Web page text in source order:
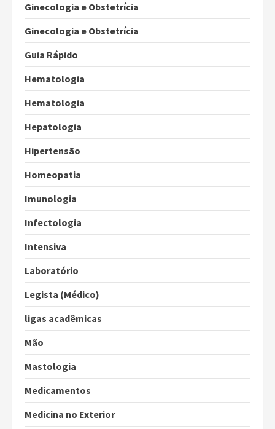
Ginecologia e Obstetrícia
Ginecologia e Obstetrícia
Guia Rápido
Hematologia
Hematologia
Hepatologia
Hipertensão
Homeopatia
Imunologia
Infectologia
Intensiva
Laboratório
Legista (Médico)
ligas acadêmicas
Mão
Mastologia
Medicamentos
Medicina no Exterior